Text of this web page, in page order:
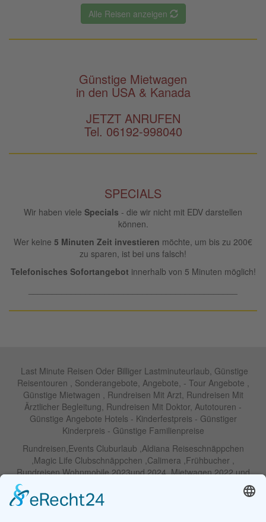
Alle Reisen anzeigen
Günstige Mietwagen
in den USA & Kanada
JETZT ANRUFEN
Tel. 06192-998040
SPECIALS
Wir haben viele Specials - die wir nicht mit EDV darstellen
können.
Wer keine 5 Minuten Zeit investieren möchte, um bis zu 200€
zu sparen, ist bei uns falsch!
Telefonisches Sofortangebot innerhalb von 5 Minuten möglich!
Last Minute Reisen Oder Billiger Lastminuteurlaub, Günstige
Reisentouren , Sonderangebote, Angebote, - Tour Angebote ,
Günstige Mietwagen , Rundreisen Mit Arzt, Rundreisen Mit
Ärztlicher Begleitung, Rundreisen Mit Doktor, Autotouren -
Günstige Angebote Hotels - Kinderfestpreis - Günstiger
Kinderpreis - Günstige Familienpreise
Rundreisen,Events Cluburlaub ,Aldiana Reiseschnäppchen
,Magic Life Clubschnäppchen ,Calimera ,Frühbucher ,
Rundreisen Wohnmobile 2023und 2024 ,Mietwagen 2022 und
Weihnachtreisen 2022 und 2023 , Silvesterreisen 2022 und 2032,
Namibia, Wohnmobile , Billige Angebote, Touren,Angebote Für